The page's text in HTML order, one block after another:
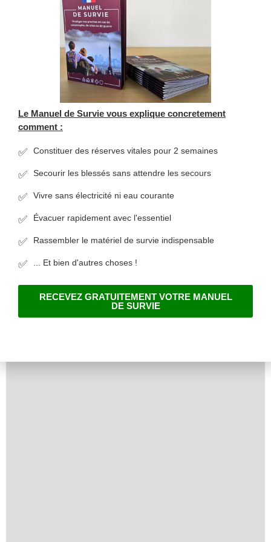
Le Manuel de Survie vous explique concretement
comment :
Constituer des réserves vitales pour 2 semaines
Secourir les blessés sans attendre les secours
Vivre sans électricité ni eau courante
Évacuer rapidement avec l'essentiel
Rassembler le matériel de survie indispensable
... Et bien d'autres choses !
RECEVEZ GRATUITEMENT VOTRE MANUEL
DE SURVIE